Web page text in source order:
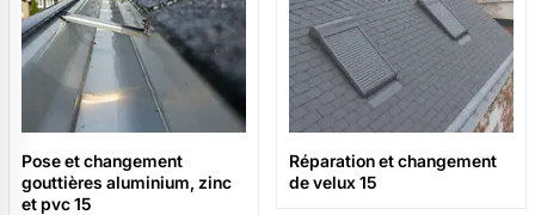
Pose et changement
gouttières aluminium, zinc
et pvc 15
Réparation et changement
de velux 15